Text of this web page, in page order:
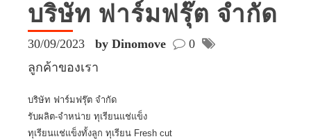
บริษัท ฟาร์มฟรุ๊ต จำกัด
30/09/2023 by Dinomove
0
ลูกค้าของเรา
บริษัท ฟาร์มฟรุ๊ต จำกัด
รับผลิต-จำหน่าย ทุเรียนแช่แข็ง
ทุเรียนแช่แข็งทั้งลูก ทุเรียน Fresh cut